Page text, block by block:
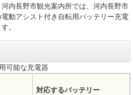
内長野市観光案内所では、河内長野市
動アシスト付き自転用バッテリー充電
。
可能な充電器
対応するバッテリー